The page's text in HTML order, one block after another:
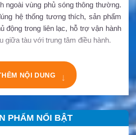
ngoài vùng phủ sóng thông thường.
hệ thống tương thích, sản phẩm
động trong liên lạc, hỗ trợ vận hành
giữa tàu với trung tâm điều hành.
NỘI DUNG ↓
PHẨM NỔI BẬT